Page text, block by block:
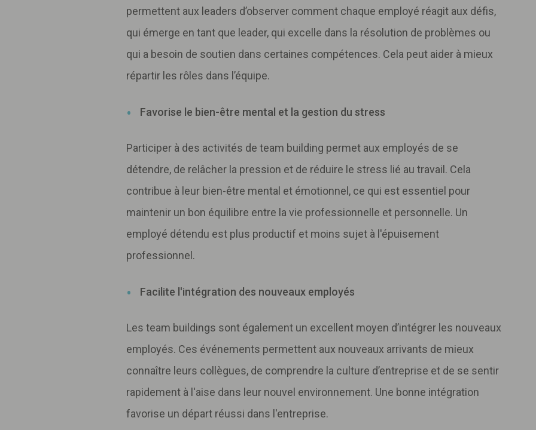
permettent aux leaders d’observer comment chaque employé réagit aux défis,
qui émerge en tant que leader, qui excelle dans la résolution de problèmes ou
qui a besoin de soutien dans certaines compétences. Cela peut aider à mieux
répartir les rôles dans l’équipe.
Favorise le bien-être mental et la gestion du stress
Participer à des activités de team building permet aux employés de se
détendre, de relâcher la pression et de réduire le stress lié au travail. Cela
contribue à leur bien-être mental et émotionnel, ce qui est essentiel pour
maintenir un bon équilibre entre la vie professionnelle et personnelle. Un
employé détendu est plus productif et moins sujet à l'épuisement
professionnel.
Facilite l'intégration des nouveaux employés
Les team buildings sont également un excellent moyen d’intégrer les nouveaux
employés. Ces événements permettent aux nouveaux arrivants de mieux
connaître leurs collègues, de comprendre la culture d’entreprise et de se sentir
rapidement à l'aise dans leur nouvel environnement. Une bonne intégration
favorise un départ réussi dans l'entreprise.